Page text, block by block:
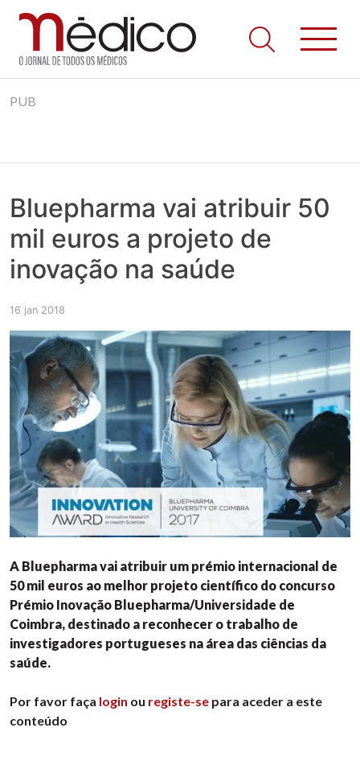
to
Jornal Médico
Médico – O Jornal de Todos os Médicos. Onde as notícias
realmente contam! Tudo o que se passa na Saúde!
PUB
Bluepharma vai atribuir 50
mil euros a projeto de
inovação na saúde
16 jan 2018
A Bluepharma vai atribuir um prémio internacional de
50 mil euros ao melhor projeto científico do concurso
Prémio Inovação Bluepharma/Universidade de
Coimbra, destinado a reconhecer o trabalho de
investigadores portugueses na área das ciências da
saúde.
Por favor faça login ou registe-se para aceder a este
conteúdo